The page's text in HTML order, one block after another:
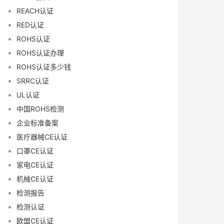
REACH认证
RED认证
ROHS认证
ROHS认证办理
ROHS认证多少钱
SRRC认证
UL认证
中国ROHS检测
企业标准备案
医疗器械CE认证
口罩CE认证
家电CE认证
机械CE认证
检测报告
检测认证
欧盟CE认证